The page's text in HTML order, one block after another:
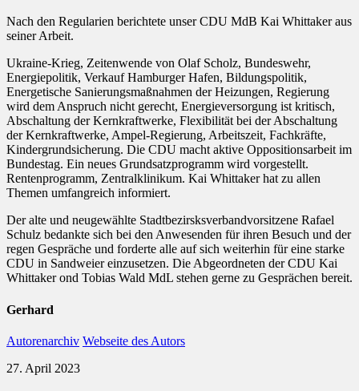
Nach den Regularien berichtete unser CDU MdB Kai Whittaker aus
seiner Arbeit.
Ukraine-Krieg, Zeitenwende von Olaf Scholz, Bundeswehr,
Energiepolitik, Verkauf Hamburger Hafen, Bildungspolitik,
Energetische Sanierungsmaßnahmen der Heizungen, Regierung
wird dem Anspruch nicht gerecht, Energieversorgung ist kritisch,
Abschaltung der Kernkraftwerke, Flexibilität bei der Abschaltung
der Kernkraftwerke, Ampel-Regierung, Arbeitszeit, Fachkräfte,
Kindergrundsicherung. Die CDU macht aktive Oppositionsarbeit im
Bundestag. Ein neues Grundsatzprogramm wird vorgestellt.
Rentenprogramm, Zentralklinikum. Kai Whittaker hat zu allen
Themen umfangreich informiert.
Der alte und neugewählte Stadtbezirsksverbandvorsitzene Rafael
Schulz bedankte sich bei den Anwesenden für ihren Besuch und der
regen Gespräche und forderte alle auf sich weiterhin für eine starke
CDU in Sandweier einzusetzen. Die Abgeordneten der CDU Kai
Whittaker ond Tobias Wald MdL stehen gerne zu Gesprächen bereit.
Gerhard
Autorenarchiv Webseite des Autors
27. April 2023